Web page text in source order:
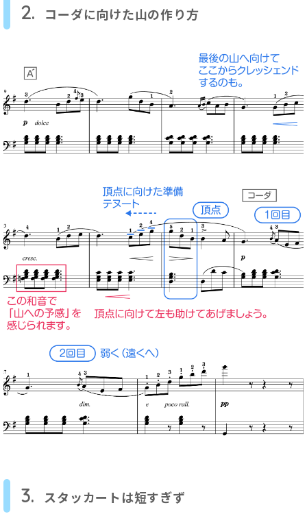
2. コーダに向けた山の作り方
3. スタッカートは短すぎず